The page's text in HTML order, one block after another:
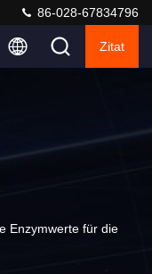
86-028-67834796
Zitat
Enzymwerte für die